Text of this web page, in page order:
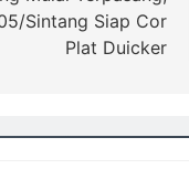
Sintang Siap Cor
Plat Duicker